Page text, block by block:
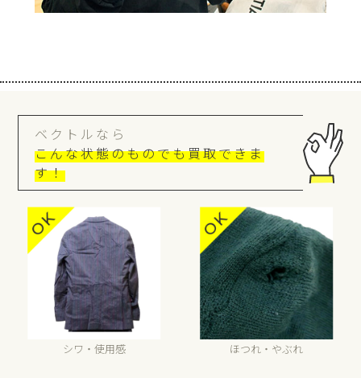
ベクトルなら
こんな状態のものでも買取できま
す！
シワ・使用感 ほつれ・やぶれ